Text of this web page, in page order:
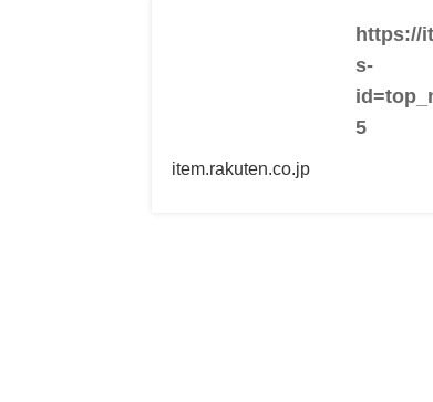
https://
s-
5
item.rakuten.co.jp